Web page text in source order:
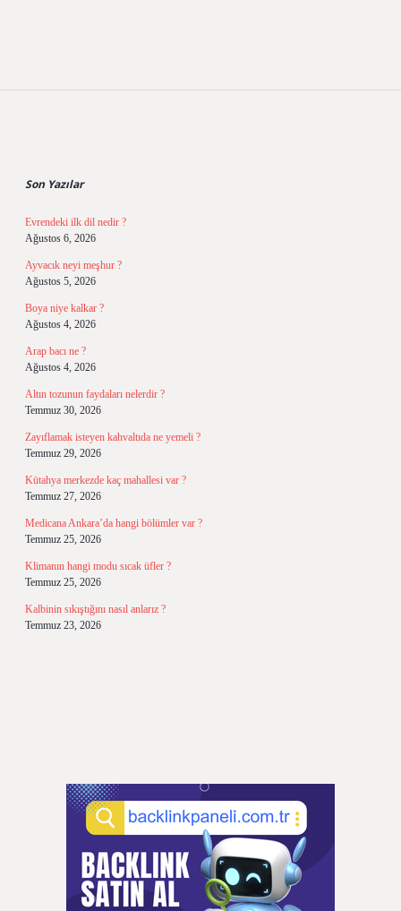
Son Yazılar
Evrendeki ilk dil nedir ?
Ağustos 6, 2026
Ayvacık neyi meşhur ?
Ağustos 5, 2026
Boya niye kalkar ?
Ağustos 4, 2026
Arap bacı ne ?
Ağustos 4, 2026
Altın tozunun faydaları nelerdir ?
Temmuz 30, 2026
Zayıflamak isteyen kahvaltıda ne yemeli ?
Temmuz 29, 2026
Kütahya merkezde kaç mahallesi var ?
Temmuz 27, 2026
Medicana Ankara’da hangi bölümler var ?
Temmuz 25, 2026
Klimanın hangi modu sıcak üfler ?
Temmuz 25, 2026
Kalbinin sıkıştığını nasıl anlarız ?
Temmuz 23, 2026